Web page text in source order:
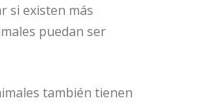
si existen más
puedan ser
también tienen